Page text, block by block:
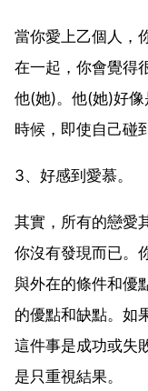
當你愛上乙個人，
在一起，你會覺得
他(她)。他(她)好
時候，即使自己碰
3、好感到愛慕。
其實，所有的戀愛
你沒有發現而已。
與外在的條件和優
的優點和缺點。如
這件事是成功或失
是只重視結果。